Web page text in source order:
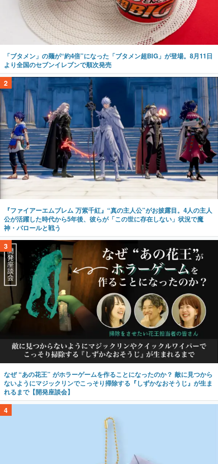
「ブタメン」の麺が“約4倍”になった「ブタメン超BIG」が登場。8月11日
より全国のセブンイレブンで順次発売
2
『ファイアーエムブレム 万紫千紅』“真の主人公”がお披露目。4人の主人
公が活躍した時代から5年後、彼らが「この世に存在しない」状況で魔
神・バロールと戦う
3
なぜ “あの花王” がホラーゲームを作ることになったのか？ 敵に見つから
ないようにマジックリンでこっそり掃除する『しずかなおそうじ』が生ま
れるまで【開発座談会】
4